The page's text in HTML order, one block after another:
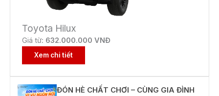
Toyota Hilux
Giá từ: 632.000.000 VNĐ
Xem chi tiết
ĐÓN HÈ CHẤT CHƠI – CÙNG GIA ĐÌNH